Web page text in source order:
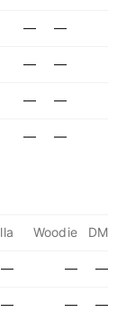
— —
— —
— —
— —
Woodie DM
— — —
— — —